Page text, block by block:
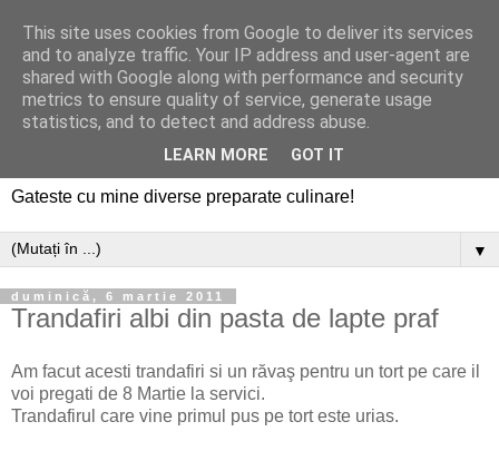
Gateste cu mine diverse preparate culinare!
▼
duminică, 6 martie 2011
Trandafiri albi din pasta de lapte praf
Am facut acesti trandafiri si un răvaş pentru un tort pe care il
voi pregati de 8 Martie la servici.
Trandafirul care vine primul pus pe tort este urias.
This site uses cookies from Google to deliver its services
and to analyze traffic. Your IP address and user-agent are
shared with Google along with performance and security
metrics to ensure quality of service, generate usage
statistics, and to detect and address abuse.
LEARN MORE GOT IT